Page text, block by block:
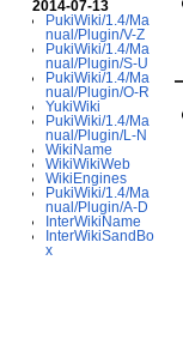
2014-07-13
PukiWiki/1.4/Ma
nual/Plugin/V-Z
PukiWiki/1.4/Ma
nual/Plugin/S-U
PukiWiki/1.4/Ma
nual/Plugin/O-R
YukiWiki
PukiWiki/1.4/Ma
nual/Plugin/L-N
WikiName
WikiWikiWeb
WikiEngines
PukiWiki/1.4/Ma
nual/Plugin/A-D
InterWikiName
InterWikiSandBo
x